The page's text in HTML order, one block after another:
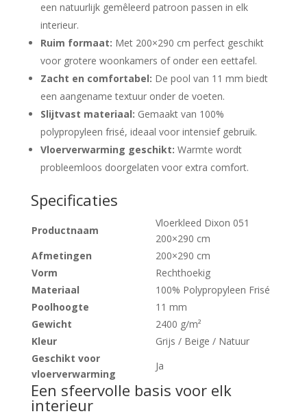
een natuurlijk gemêleerd patroon passen in elk
interieur.
Ruim formaat: Met 200×290 cm perfect geschikt
voor grotere woonkamers of onder een eettafel.
Zacht en comfortabel: De pool van 11 mm biedt
een aangename textuur onder de voeten.
Slijtvast materiaal: Gemaakt van 100%
polypropyleen frisé, ideaal voor intensief gebruik.
Vloerverwarming geschikt: Warmte wordt
probleemloos doorgelaten voor extra comfort.
Specificaties
Productnaam
Vloerkleed Dixon 051
200×290 cm
Afmetingen
200×290 cm
Vorm
Rechthoekig
Materiaal
100% Polypropyleen Frisé
Poolhoogte
11 mm
Gewicht
2400 g/m²
Kleur
Grijs / Beige / Natuur
Geschikt voor
vloerverwarming
Ja
Een sfeervolle basis voor elk
interieur